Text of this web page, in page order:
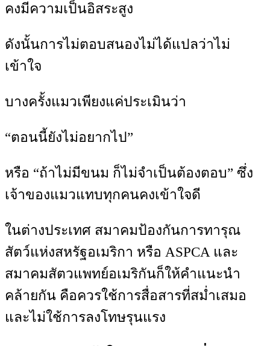
คงมีความเป็นอิสระสูง
ดังนั้นการไม่ตอบสนองไม่ได้แปลว่าไม่
เข้าใจ
บางครั้งแมวเพียงแค่ประเมินว่า
“ตอนนี้ยังไม่อยากไป”
หรือ “ถ้าไม่มีขนม ก็ไม่จำเป็นต้องตอบ” ซึ่ง
เจ้าของแมวแทบทุกคนคงเข้าใจดี
ในต่างประเทศ สมาคมป้องกันการทารุณ
สัตว์แห่งสหรัฐอเมริกา หรือ ASPCA และ
สมาคมสัตวแพทย์อเมริกันก็ให้คำแนะนำ
คล้ายกัน คือควรใช้การสื่อสารที่สม่ำเสมอ
และไม่ใช้การลงโทษรุนแรง